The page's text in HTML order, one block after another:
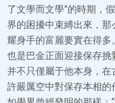
了文學而文學”的時期，
界的困擾中束縛出來，那
耀身手的富麗要實在得
也是巴金正面迎接保存
并不只僅屬于他本身，
許嚴厲空中對保存本相